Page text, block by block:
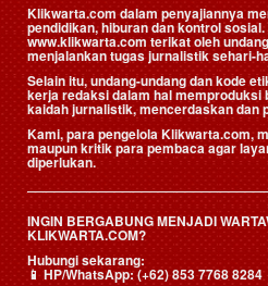
Klikwarta.com dalam penyajiannya
pendidikan, hiburan dan kontrol
www.klikwarta.com terikat oleh
menjalankan tugas jurnalistik sehari-
Selain itu, undang-undang dan kode
kerja redaksi dalam hal memproduksi
kaidah jurnalistik, mencerdaskan dan
Kami, para pengelola Klikwarta.com,
maupun kritik para pembaca agar
diperlukan.
INGIN BERGABUNG MENJADI
KLIKWARTA.COM?
Hubungi sekarang:
📱HP/WhatsApp:(+62) 853 7768 8284